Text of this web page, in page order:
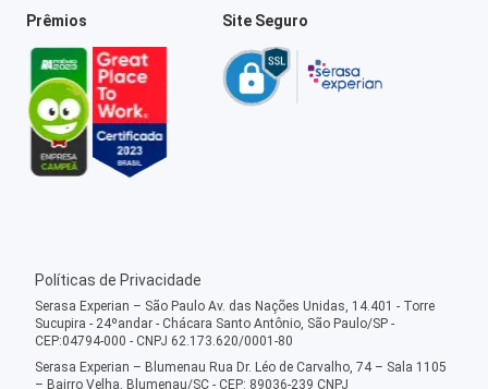
Prêmios Site Seguro
Políticas de Privacidade
Serasa Experian – São Paulo Av. das Nações Unidas, 14.401 - Torre
Sucupira - 24ºandar - Chácara Santo Antônio, São Paulo/SP -
CEP:04794-000 - CNPJ 62.173.620/0001-80
Serasa Experian – Blumenau Rua Dr. Léo de Carvalho, 74 – Sala 1105
– Bairro Velha, Blumenau/SC - CEP: 89036-239 CNPJ